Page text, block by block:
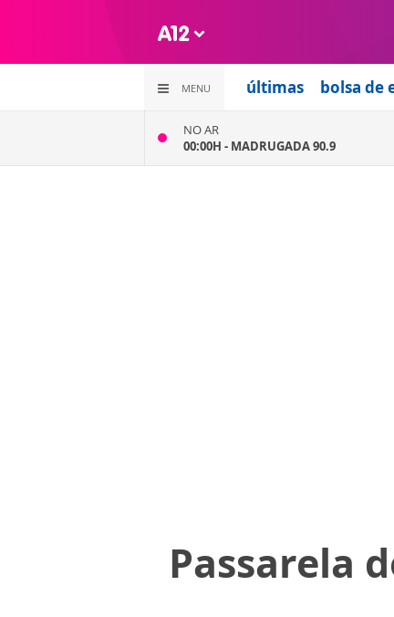
MENU últimas bolsa de
NO AR
00:00H - MADRUGADA 90.9
Passarela